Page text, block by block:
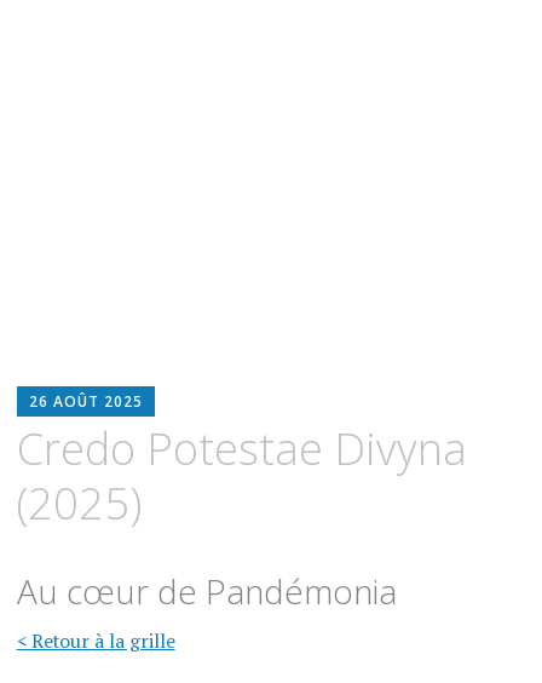
26 AOÛT 2025
Credo Potestae Divyna
(2025)
Au cœur de Pandémonia
< Retour à la grille